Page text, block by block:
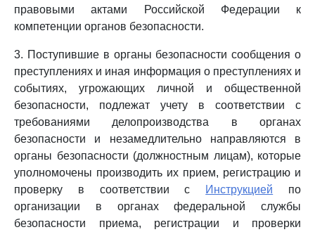
правовыми актами Российской Федерации к
компетенции органов безопасности.
3. Поступившие в органы безопасности сообщения о
преступлениях и иная информация о преступлениях и
событиях, угрожающих личной и общественной
безопасности, подлежат учету в соответствии с
требованиями делопроизводства в органах
безопасности и незамедлительно направляются в
органы безопасности (должностным лицам), которые
уполномочены производить их прием, регистрацию и
проверку в соответствии с
Инструкцией по
организации в органах федеральной службы
безопасности приема, регистрации и проверки